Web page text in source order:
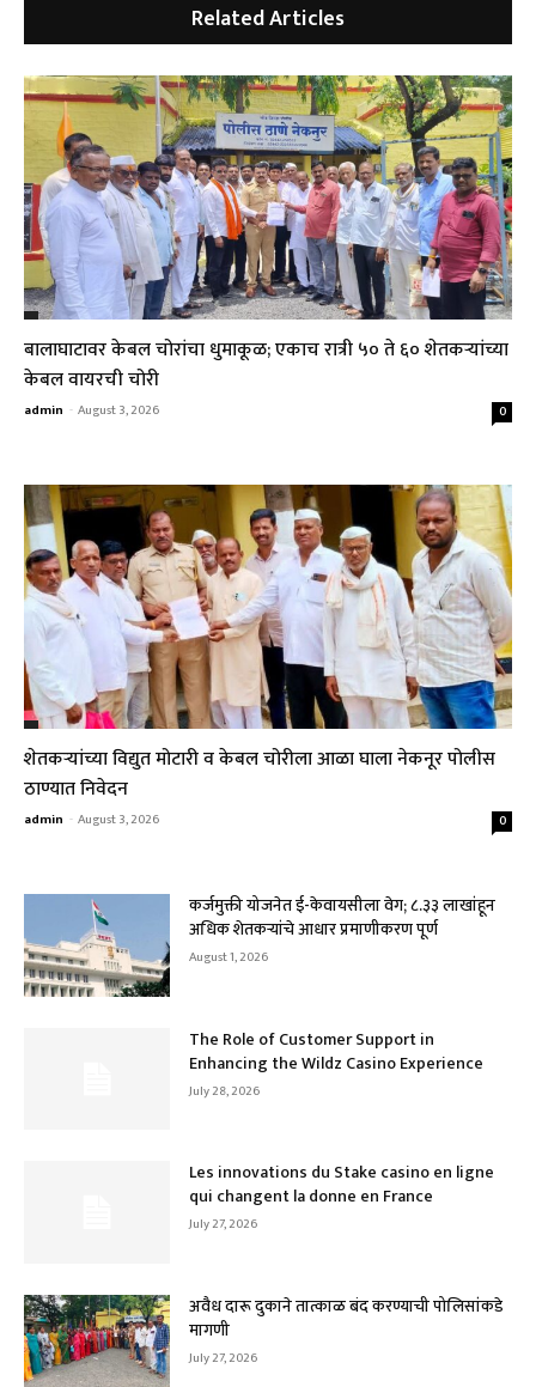
Related Articles
बालाघाटावर केबल चोरांचा धुमाकूळ; एकाच रात्री ५० ते ६० शेतकऱ्यांच्या
केबल वायरची चोरी
admin - August 3, 2026 0
शेतकऱ्यांच्या विद्युत मोटारी व केबल चोरीला आळा घाला नेकनूर पोलीस
ठाण्यात निवेदन
admin - August 3, 2026 0
कर्जमुक्ती योजनेत ई-केवायसीला वेग; ८.३३ लाखांहून
अधिक शेतकऱ्यांचे आधार प्रमाणीकरण पूर्ण
August 1, 2026
The Role of Customer Support in
Enhancing the Wildz Casino Experience
July 28, 2026
Les innovations du Stake casino en ligne
qui changent la donne en France
July 27, 2026
अवैध दारू दुकाने तात्काळ बंद करण्याची पोलिसांकडे
मागणी
July 27, 2026